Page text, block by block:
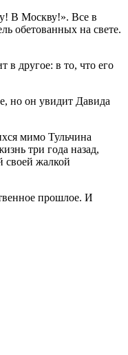
В Москву!». Все в
обетованных на свете.
другое: в то, что его
но он увидит Давида
мимо Тульчина
три года назад,
своей жалкой
прошлое. И